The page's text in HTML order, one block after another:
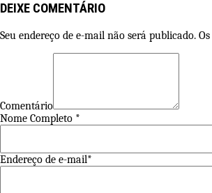
DEIXE COMENTÁRIO
Seu endereço de e-mail não será publicado.
Comentário
Nome Completo *
Endereço de e-mail*